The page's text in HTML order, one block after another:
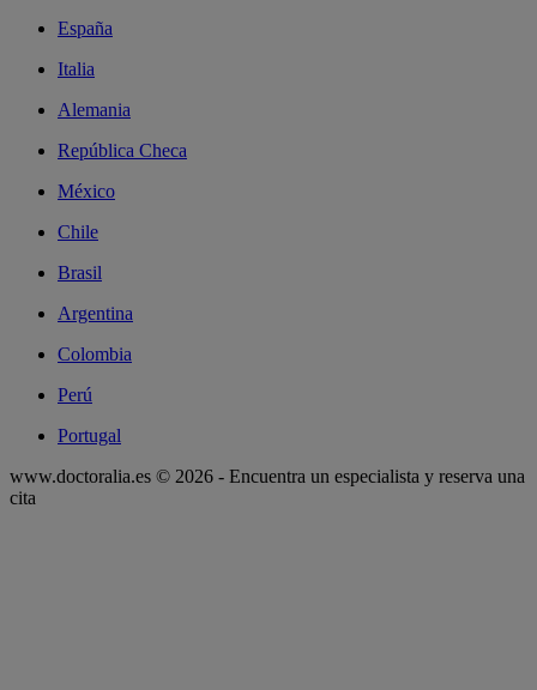
España
Italia
Alemania
República Checa
México
Chile
Brasil
Argentina
Colombia
Perú
Portugal
www.doctoralia.es © 2026 - Encuentra un especialista y reserva una
cita